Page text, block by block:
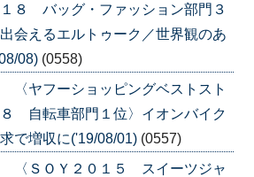
１８ バッグ・ファッション部門３
会えるエルトゥーク／世界観のあ
08) (0558)
〈ヤフーショッピングベストスト
自転車部門１位〉イオンバイク
で増収に('19/08/01) (0557)
〈ＳＯＹ２０１５ スイーツジャ